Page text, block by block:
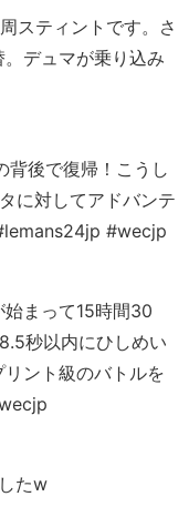
スティントです。さ
デュマが乗り込み
背後で復帰！こうし
に対してアドバンテ
#wecjp
まって15時間30
秒以内にひしめい
ント級のバトルを
たw